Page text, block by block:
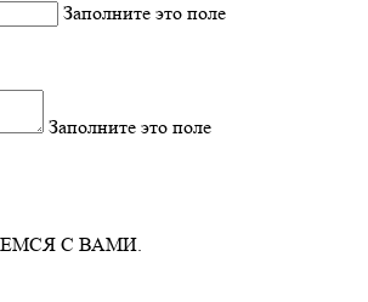
Заполните это поле
Заполните это поле
С ВАМИ.